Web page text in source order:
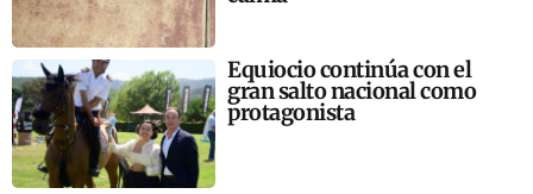
Equiocio continúa con el
gran salto nacional como
protagonista